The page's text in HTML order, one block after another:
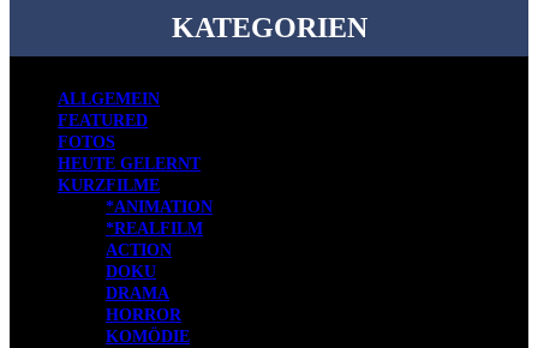
KATEGORIEN
ALLGEMEIN
FEATURED
FOTOS
HEUTE GELERNT
KURZFILME
*ANIMATION
*REALFILM
ACTION
DOKU
DRAMA
HORROR
KOMÖDIE